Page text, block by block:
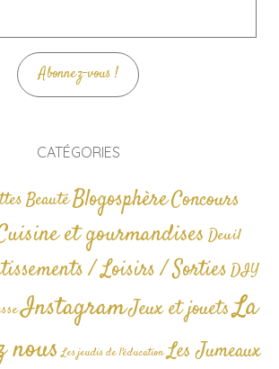
Abonnez-vous !
CATÉGORIES
BeautéBlogosphèreConcours
et gourmandises Deuil
/ Loisirs / SortiesDIY
InstagramJeux et jouetsLa
nous Les jeudis de l'éducation Les Jumeaux